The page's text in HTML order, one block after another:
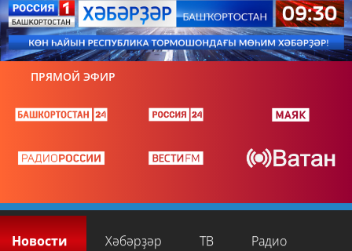
ПРЯМОЙ ЭФИР
Новости Хәбәрҙәр ТВ Радио